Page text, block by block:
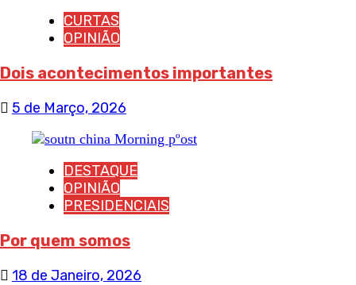
CURTAS
OPINIÃO
Dois acontecimentos importantes
5 de Março, 2026
DESTAQUE
OPINIÃO
PRESIDENCIAIS
Por quem somos
18 de Janeiro, 2026